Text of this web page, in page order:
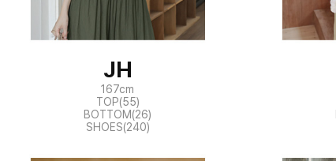
JH
167cm
TOP(55)
BOTTOM(26)
SHOES(240)